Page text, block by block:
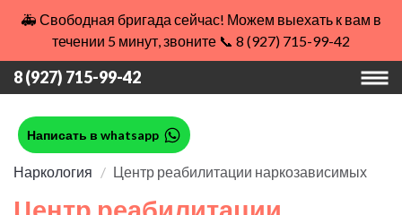
🚑 Свободная бригада сейчас! Можем выехать к вам в
течении 5 минут, звоните 📞 8 (927) 715-99-42
8 (927) 715-99-42
Написать в whatsapp
Наркология Центр реабилитации наркозависимых